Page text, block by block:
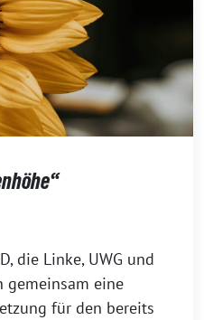
die Linke, UWG und
gemeinsam eine
für den bereits